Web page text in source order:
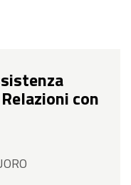
con